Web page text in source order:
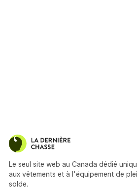
Le seul site web au Canada dédié
aux vêtements et à l'équipement de
solde.